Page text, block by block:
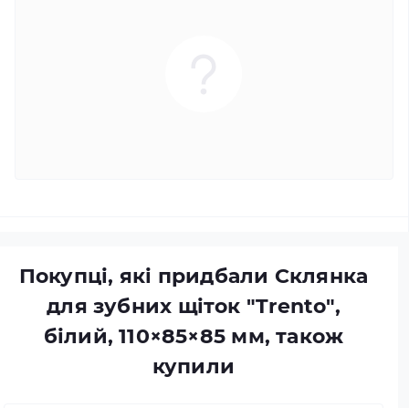
Покупці, які придбали Склянка
для зубних щіток "Trento",
білий, 110×85×85 мм, також
купили